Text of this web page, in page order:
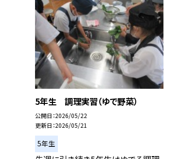
5年生 調理実習（ゆで野菜）
公開日 2026/05/22
更新日 2026/05/21
5年生